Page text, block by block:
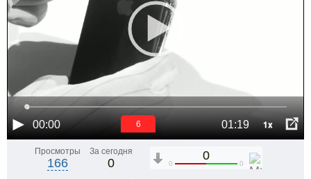
00:00 01:19 1x
6
Просмотры
166
За сегодня
0
0
0 0